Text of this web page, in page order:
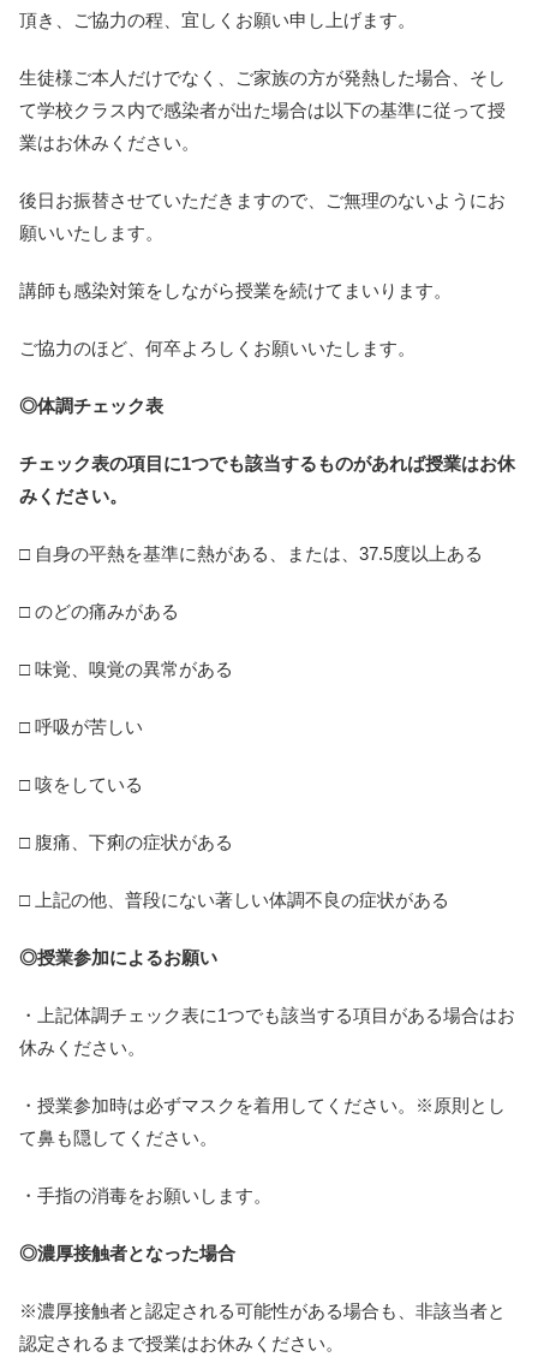
頂き、ご協力の程、宜しくお願い申し上げます。
生徒様ご本人だけでなく、ご家族の方が発熱した場合、そし
て学校クラス内で感染者が出た場合は以下の基準に従って授
業はお休みください。
後日お振替させていただきますので、ご無理のないようにお
願いいたします。
講師も感染対策をしながら授業を続けてまいります。
ご協力のほど、何卒よろしくお願いいたします。
◎体調チェック表
チェック表の項目に1つでも該当するものがあれば授業はお休
みください。
□ 自身の平熱を基準に熱がある、または、37.5度以上ある
□ のどの痛みがある
□ 味覚、嗅覚の異常がある
□ 呼吸が苦しい
□ 咳をしている
□ 腹痛、下痢の症状がある
□ 上記の他、普段にない著しい体調不良の症状がある
◎授業参加によるお願い
・上記体調チェック表に1つでも該当する項目がある場合はお
休みください。
・授業参加時は必ずマスクを着用してください。※原則とし
て鼻も隠してください。
・手指の消毒をお願いします。
◎濃厚接触者となった場合
※濃厚接触者と認定される可能性がある場合も、非該当者と
認定されるまで授業はお休みください。